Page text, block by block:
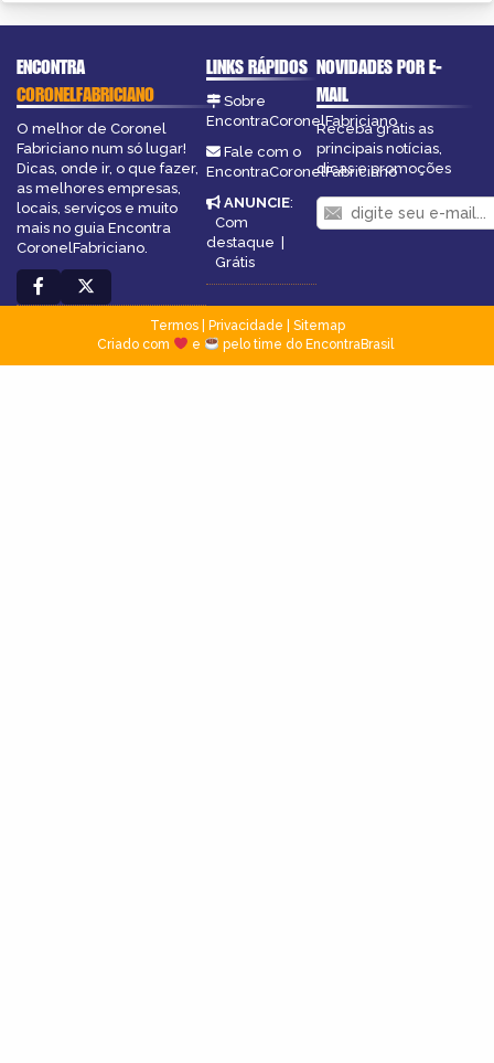
ENCONTRA
CORONELFABRICIANO
O melhor de Coronel
Fabriciano num só lugar!
Dicas, onde ir, o que fazer,
as melhores empresas,
locais, serviços e muito
mais no guia Encontra
CoronelFabriciano.
LINKS RÁPIDOS
Sobre
EncontraCoronelFabriciano
Fale com o
EncontraCoronelFabriciano
ANUNCIE:
Com
destaque
Grátis
NOVIDADES POR E-
MAIL
Receba grátis as
principais notícias,
dicas e promoções
Termos| Privacidade
Sitemap
Criado com
e pelo time do EncontraBrasil